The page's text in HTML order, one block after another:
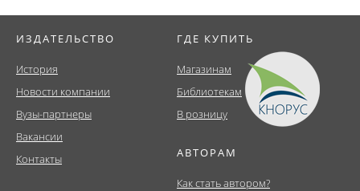
ИЗДАТЕЛЬСТВО
История
Новости компании
Вузы-партнеры
Вакансии
Контакты
ГДЕ КУПИТЬ
Магазинам
Библиотекам
В розницу
АВТОРАМ
Как стать автором?